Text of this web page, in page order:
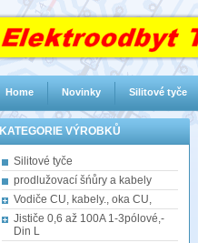
KATEGORIE VÝROBKŮ
Silitové tyče
prodlužovací šńůry a kabely
Vodiče CU, kabely., oka CU,
Jističe 0,6 až 100A 1-3pólové,-
Din L
Home Novinky Silitové tyče